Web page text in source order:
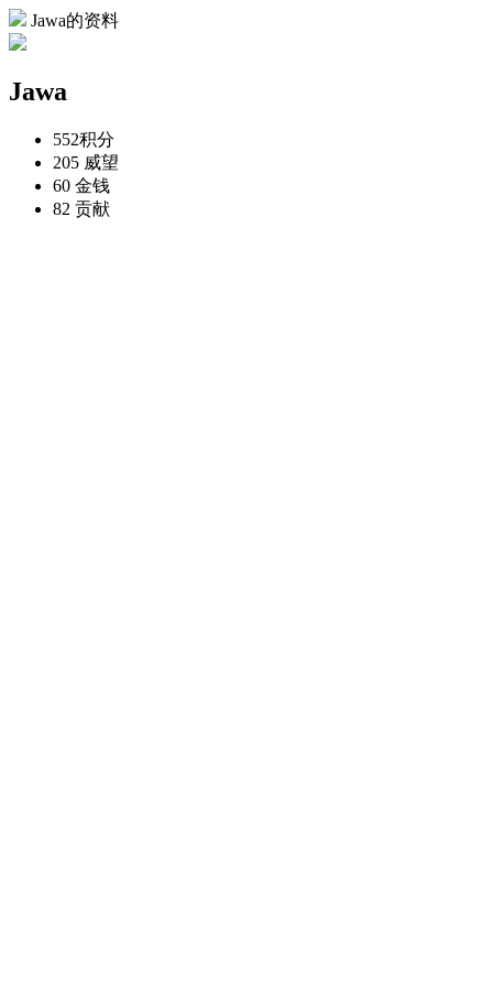
Jawa的资料
Jawa
552积分
205 威望
60 金钱
82 贡献